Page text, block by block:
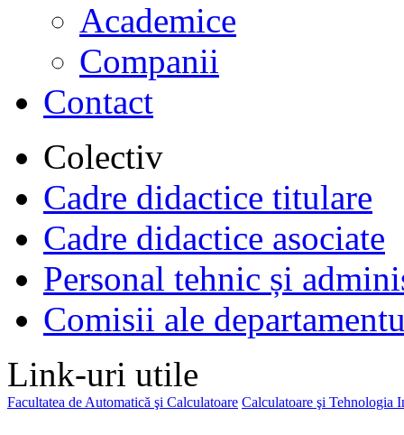
Academice
Companii
Contact
Colectiv
Cadre didactice titulare
Cadre didactice asociate
Personal tehnic și
Comisii ale
Link-uri utile
Facultatea de Automatică şi Calculatoare Calculatoare şi Tehnologia